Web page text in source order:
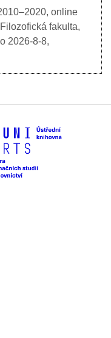
online
fakulta,
2026-8-8,